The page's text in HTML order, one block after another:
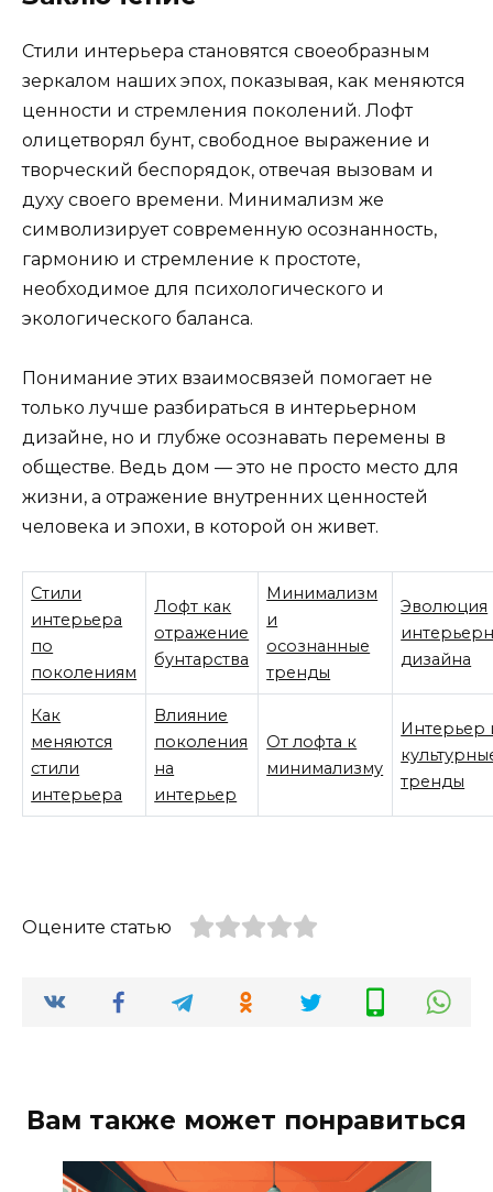
Стили интерьера становятся своеобразным
зеркалом наших эпох, показывая, как меняются
ценности и стремления поколений. Лофт
олицетворял бунт, свободное выражение и
творческий беспорядок, отвечая вызовам и
духу своего времени. Минимализм же
символизирует современную осознанность,
гармонию и стремление к простоте,
необходимое для психологического и
экологического баланса.
Понимание этих взаимосвязей помогает не
только лучше разбираться в интерьерном
дизайне, но и глубже осознавать перемены в
обществе. Ведь дом — это не просто место для
жизни, а отражение внутренних ценностей
человека и эпохи, в которой он живет.
Стили
интерьера
по
поколениям
Лофт как
отражение
бунтарства
Минимализм
и
осознанные
тренды
Эволюция
дизайна
Как
меняются
стили
интерьера
Влияние
поколения
на
интерьер
От лофта к
минимализму
Интерьер
тренды
Оцените статью
Вам также может понравиться